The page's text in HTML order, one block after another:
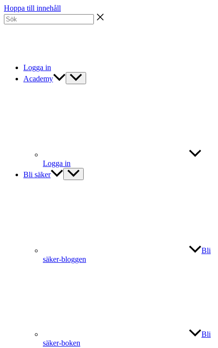
Hoppa till innehåll
Logga in
Academy
Logga in
Bli säker
Bli
säker-bloggen
Bli
säker-boken